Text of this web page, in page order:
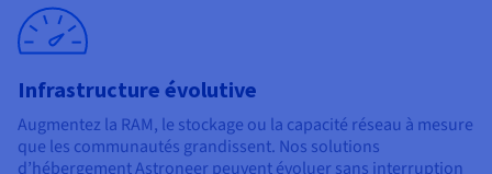
Infrastructure évolutive
Augmentez la RAM, le stockage ou la capacité réseau à mesure
que les communautés grandissent. Nos solutions
d’hébergement Astroneer peuvent évoluer sans interruption